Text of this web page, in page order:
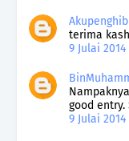
terima
9 Julai 2014
good entry.
9 Julai 2014